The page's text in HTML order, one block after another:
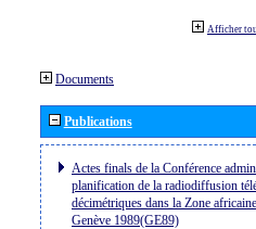
Afficher
Documents
Publications
Actes finals de la Conférence
planification de la radiodiffusion
décimétriques dans la Zone
Genève 1989(GE89)